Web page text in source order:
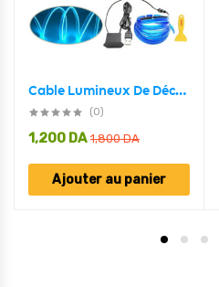
Cable Lumineux De Décoration Pour Salon De Voiture CCLL
(0)
1,800DA
1,200 DA
Ajouter au panier